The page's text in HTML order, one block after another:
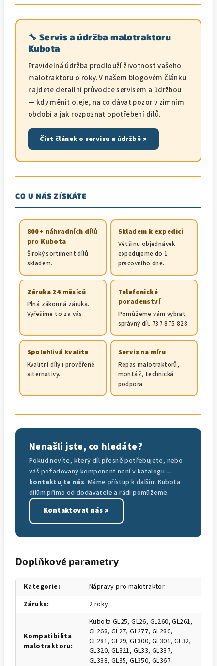
🔧 Servis a údržba malotraktoru
Kubota
Pravidelná údržba prodlouží životnost vašeho
malotraktoru o roky. V našem blogovém článku
najdete detailní průvodce servisem a údržbou
— kdy měnit oleje, na co dávat pozor v zimním
období a jak rozpoznat opotřebení dílů.
Číst článek o servisu a údržbě ↗
CO U NÁS ZÍSKÁTE
800+ náhradních dílů
pro Kubota
Široký sortiment dílů
skladem.
Skladem k expedici
Většinu objednávek
expedujeme do 1
pracovního dne.
Záruka 24 měsíců
Plná zákonná záruka.
Vyřešíme to za vás.
Telefonické
poradenství
Pomůžeme vám vybrat
správný díl. 737 875 828
Spolehlivá kvalita
Kvalitní díly i prověřené
alternativy.
Servis na míru
Repas malotraktorů,
montáž, technická
podpora.
Nenašli jste, co hledáte?
Pokud nevíte, který díl přesně potřebujete, nebo
váš požadovaný komponent není v katalogu —
kontaktujte nás. Máme přístup k dalším Kubota
dílům přímo od dodavatele a rádi pomůžeme.
Kontaktovat nás ↗
Doplňkové parametry
Kategorie:
Nápravy pro malotraktor
Záruka: 2 roky
Kompatibilita
malotraktoru:
Kubota GL25, GL26, GL260, GL261,
GL268, GL27, GL277, GL280,
GL281, GL29, GL300, GL301, GL32,
GL320, GL321, GL33, GL337,
GL338, GL35, GL350, GL367